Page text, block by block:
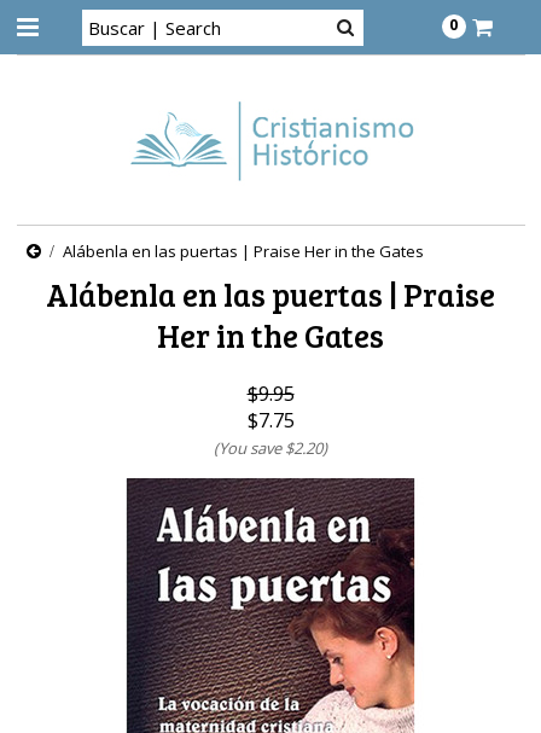
0
Alábenla en las puertas | Praise Her in the Gates
Alábenla en las puertas | Praise
Her in the Gates
$9.95
$7.75
(You save$2.20)